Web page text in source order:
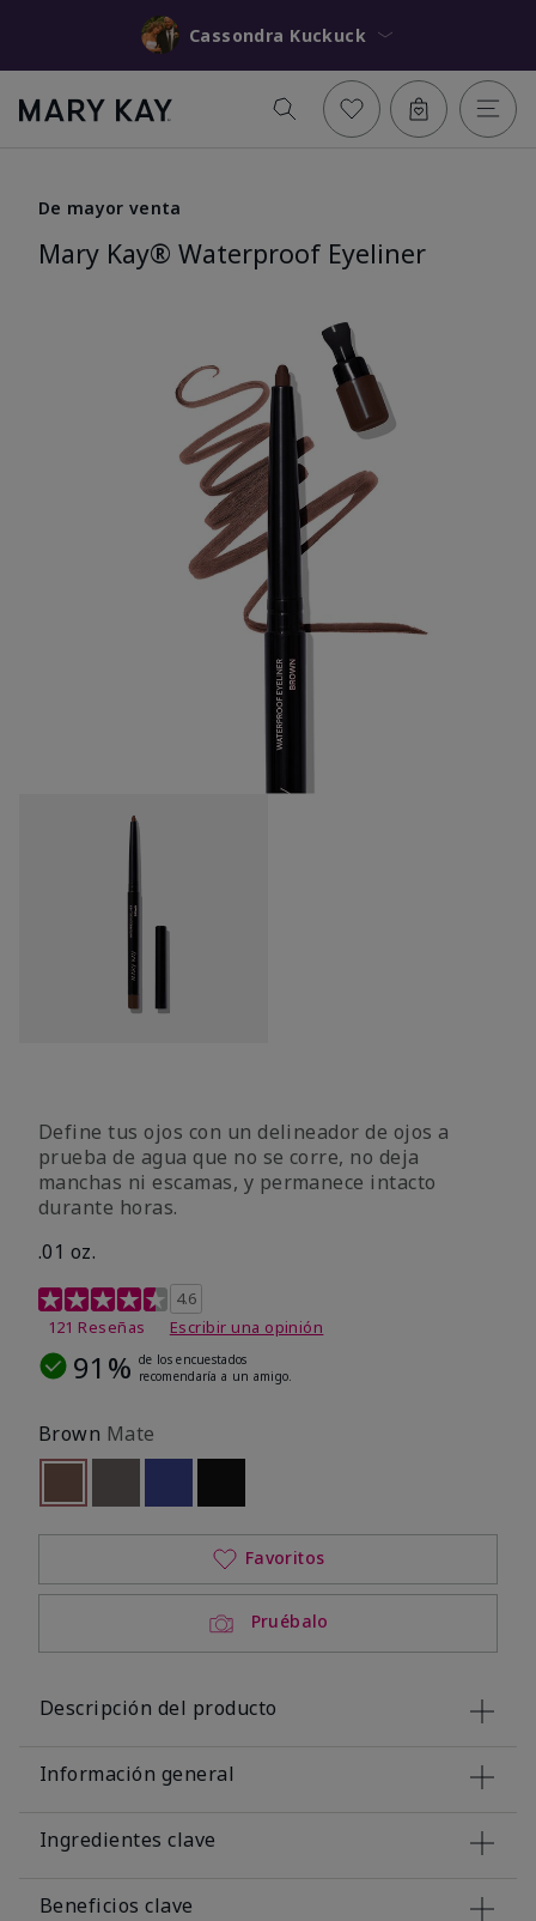
Cassondra Kuckuck
De mayor venta
Mary Kay® Waterproof Eyeliner
Define tus ojos con un delineador de ojos a
prueba de agua que no se corre, no deja
manchas ni escamas, y permanece intacto
durante horas.
.01 oz.
Calificación de clientes de 4,1 de 5
4.6
121 Reseñas
Escribir una opinión
91% de los encuestados
recomendaría a un amigo.
Brown Mate
seleccionado
Out of stock
Pruébalo
Favoritos
Descripción del producto
Información general
Ingredientes clave
Beneficios clave